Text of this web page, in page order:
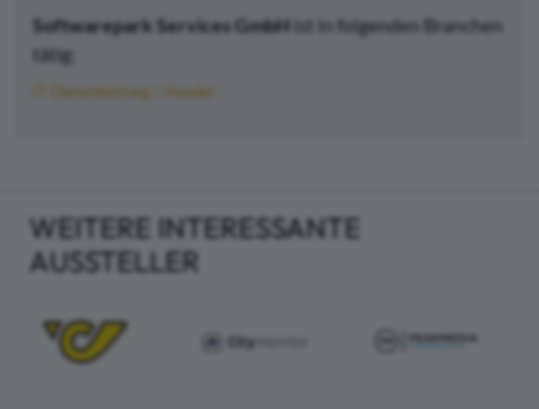
Softwarepark Services GmbH ist in folgenden Branchen
tätig:
IT Dienstleistung / Handel
WEITERE INTERESSANTE
AUSSTELLER